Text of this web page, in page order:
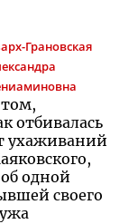
Грановская
отбивалась
ухаживаний
одной
своего